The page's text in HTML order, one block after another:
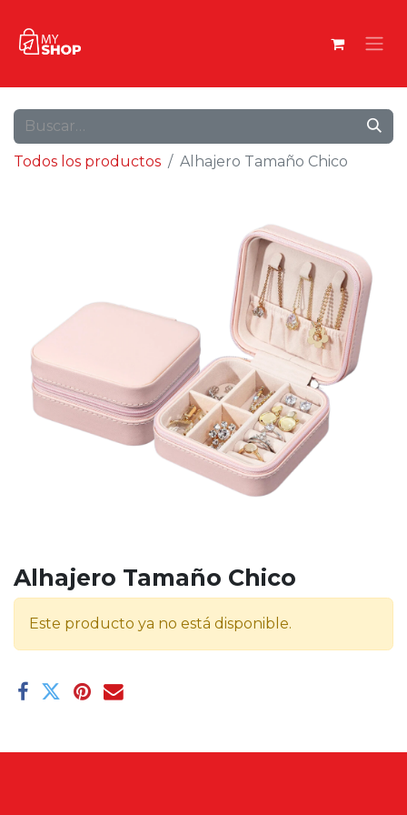
Todos los productos Alhajero Tamaño Chico
Alhajero Tamaño Chico
Este producto ya no está disponible.